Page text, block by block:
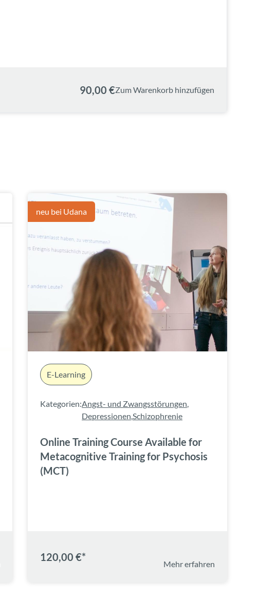
90,00 €Zum Warenkorb hinzufügen
neu bei Udana
E-Learning
Kategorien:Angst- und Zwangsstörungen,
Depressionen,Schizophrenie
Online Training Course Available for
Metacognitive Training for Psychosis
(MCT)
120,00 €*
Mehr erfahren